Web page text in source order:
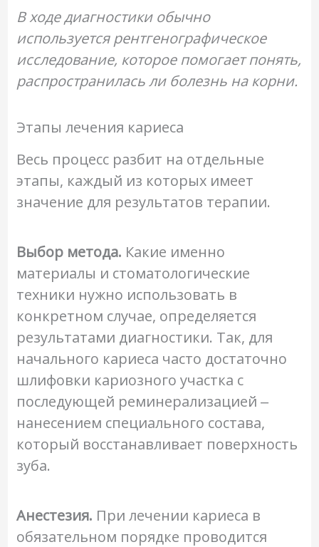
В ходе диагностики обычно
используется рентгенографическое
исследование, которое помогает понять,
распространилась ли болезнь на корни.
Этапы лечения кариеса
Весь процесс разбит на отдельные
этапы, каждый из которых имеет
значение для результатов терапии.
Выбор метода. Какие именно
материалы и стоматологические
техники нужно использовать в
конкретном случае, определяется
результатами диагностики. Так, для
начального кариеса часто достаточно
шлифовки кариозного участка с
последующей реминерализацией ‒
нанесением специального состава,
который восстанавливает поверхность
зуба.
Анестезия. При лечении кариеса в
обязательном порядке проводится